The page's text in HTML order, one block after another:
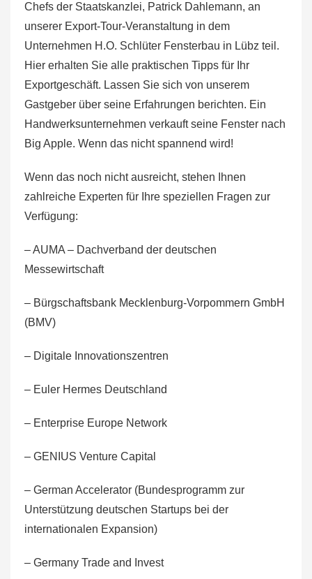
Chefs der Staatskanzlei, Patrick Dahlemann, an
unserer Export-Tour-Veranstaltung in dem
Unternehmen H.O. Schlüter Fensterbau in Lübz teil.
Hier erhalten Sie alle praktischen Tipps für Ihr
Exportgeschäft. Lassen Sie sich von unserem
Gastgeber über seine Erfahrungen berichten. Ein
Handwerksunternehmen verkauft seine Fenster nach
Big Apple. Wenn das nicht spannend wird!
Wenn das noch nicht ausreicht, stehen Ihnen
zahlreiche Experten für Ihre speziellen Fragen zur
Verfügung:
– AUMA – Dachverband der deutschen
Messewirtschaft
– Bürgschaftsbank Mecklenburg-Vorpommern GmbH
(BMV)
– Digitale Innovationszentren
– Euler Hermes Deutschland
– Enterprise Europe Network
– GENIUS Venture Capital
– German Accelerator (Bundesprogramm zur
Unterstützung deutschen Startups bei der
internationalen Expansion)
– Germany Trade and Invest